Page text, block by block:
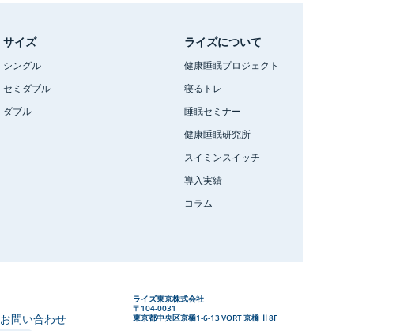
サイズ
シングル
セミダブル
ダブル
ライズについて
健康睡眠プロジェクト
寝るトレ
睡眠セミナー
健康睡眠研究所
スイミンスイッチ
導入実績
コラム
お問い合わせ
ライズ東京株式会社
〒104-0031
東京都中央区京橋1-6-13 VORT 京橋 Ⅱ8F